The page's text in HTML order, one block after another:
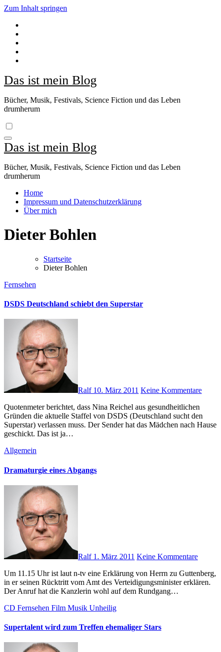
Zum Inhalt springen
Das ist mein Blog
Bücher, Musik, Festivals, Science Fiction und das Leben
drumherum
Das ist mein Blog
Bücher, Musik, Festivals, Science Fiction und das Leben
drumherum
Home
Impressum und Datenschutzerklärung
Über mich
Dieter Bohlen
Startseite
Dieter Bohlen
Fernsehen
DSDS Deutschland schiebt den Superstar
Ralf 10. März 2011 Keine Kommentare
Quotenmeter berichtet, dass Nina Reichel aus gesundheitlichen
Gründen die aktuelle Staffel von DSDS (Deutschland sucht den
Superstar) verlassen muss. Der Sender hat das Mädchen nach Hause
geschickt. Das ist ja…
Allgemein
Dramaturgie eines Abgangs
Ralf 1. März 2011 Keine Kommentare
Um 11.15 Uhr ist laut n-tv eine Erklärung von Herrn zu Guttenberg,
in er seinen Rücktritt vom Amt des Verteidigungsminister erklären.
Der Anruf hat die Kanzlerin wohl auf dem Rundgang…
CD Fernsehen Film Musik Unheilig
Supertalent wird zum Treffen ehemaliger Stars